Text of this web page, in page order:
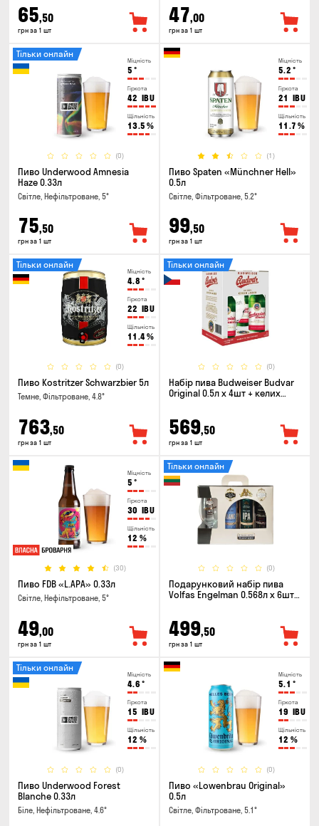
65,50
грн за 1 шт
47,00
грн за 1 шт
Міцність
5 °
Гіркота
42 IBU
Щільність
13.5 %
(0)
Тільки онлайн
Пиво Underwood Amnesia
Haze 0.33л
Світле, Нефільтроване, 5°
75,50
грн за 1 шт
Міцність
5.2 °
Гіркота
21 IBU
Щільність
11.7 %
(1)
Пиво Spaten «Münchner Hell»
0.5л
Світле, Фільтроване, 5.2°
99,50
грн за 1 шт
Міцність
4.8 °
Гіркота
22 IBU
Щільність
11.4%
(0)
Тільки онлайн
Пиво Kostritzer Schwarzbier 5л
Темне, Фільтроване, 4.8°
763,50
грн за 1 шт
(0)
Тільки онлайн
Набір пива Budweiser Budvar
Original 0.5л х 4шт + келих
569,50
грн за 1 шт
Міцність
5 °
Гіркота
30 IBU
Щільність
12 %
(30)
Пиво FDB «L.APA» 0.33л
Світле, Нефільтроване, 5°
49,00
грн за 1 шт
(0)
Тільки онлайн
Подарунковий набір пива
Volfas Engelman 0.568л x 6шт +
499,50
грн за 1 шт
Міцність
4.6 °
Гіркота
15 IBU
Щільність
12 %
(0)
Тільки онлайн
Пиво Underwood Forest
Blanche 0.33л
Біле, Нефільтроване, 4.6°
Міцність
5.1 °
Гіркота
19 IBU
Щільність
12 %
(0)
Пиво «Lowenbrau Original»
0.5л
Світле, Фільтроване, 5.1°